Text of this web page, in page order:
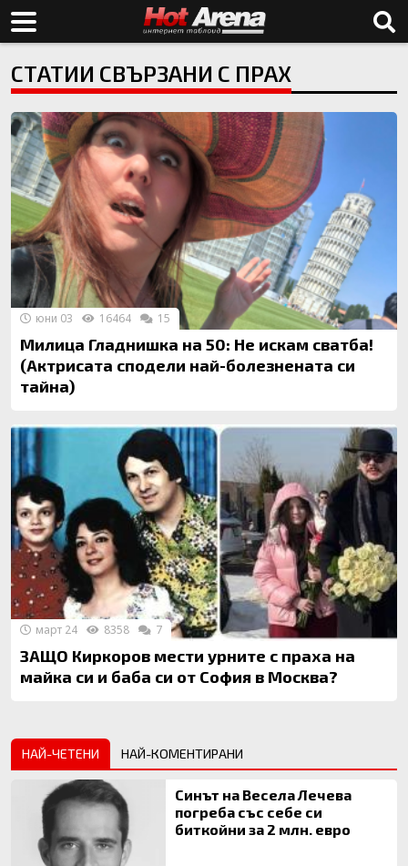
СТАТИИ СВЪРЗАНИ С ПРАХ
Милица Гладнишка на 50: Не искам сватба!
(Актрисата сподели най-болезнената си
тайна)
юни 03 16464 15
ЗАЩО Киркоров мести урните с праха на
майка си и баба си от София в Москва?
март 24 8358 7
НАЙ-ЧЕТЕНИ НАЙ-КОМЕНТИРАНИ
Синът на Весела Лечева
погреба със себе си
биткойни за 2 млн. евро